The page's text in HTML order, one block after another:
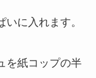
に入れます。
を紙コップの半